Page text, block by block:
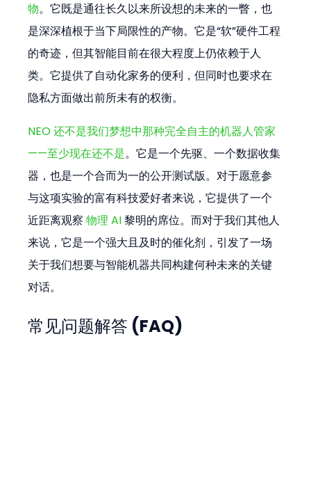
物。它既是通往长久以来所设想的未来的一瞥，也
是深深植根于当下局限性的产物。它是“软”硬件工程
的奇迹，但其智能目前在很大程度上仍依赖于人
类。它提供了自动化家务的便利，但同时也要求在
隐私方面做出前所未有的权衡。
NEO 还不是我们梦想中那种完全自主的机器人管家
——至少现在还不是。它是一个先驱、一个数据收集
器，也是一个合而为一的公开测试版。对于愿意参
与这项实验的富有科技爱好者来说，它提供了一个
近距离观察 物理 AI 黎明的席位。而对于我们其他人
来说，它是一个强大且及时的催化剂，引发了一场
关于我们想要与智能机器共同构建何种未来的关键
对话。
常见问题解答 (FAQ)